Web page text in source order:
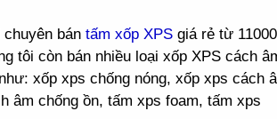
chuyên bán tấm xốp XPS giá rẻ từ
tôi còn bán nhiều loại xốp XPS cách
xốp xps chống nóng, xốp xps cách
âm chống ồn, tấm xps foam, tấm xps